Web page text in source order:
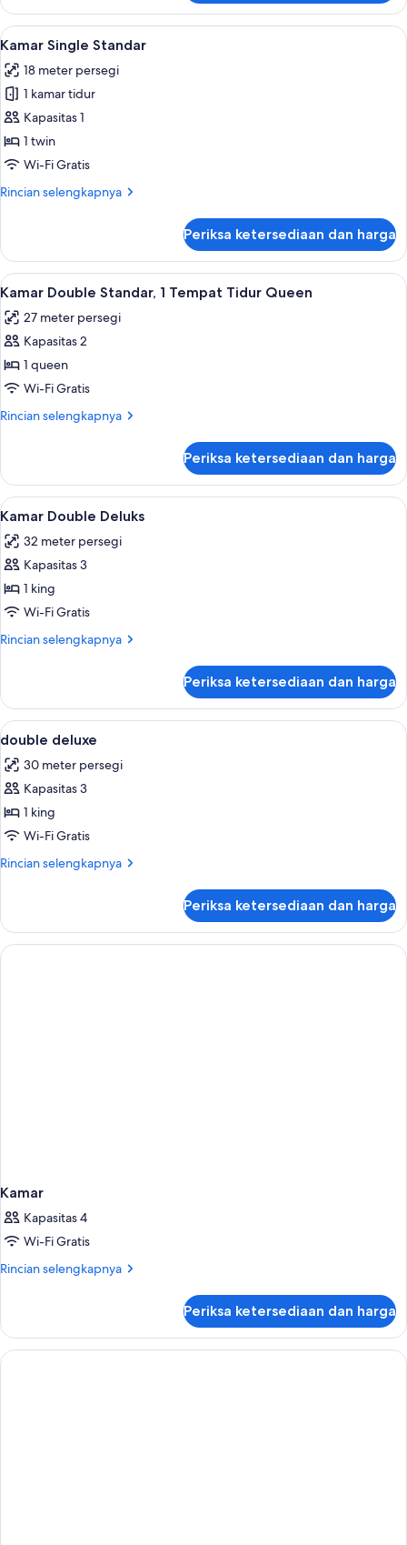
Kamar
Twin
Standar
Lihat
semua
foto
untuk
Kamar
Single
Standar
Kamar Single Standar | Minibar,
4
Kamar Single Standar
18 meter persegi
1 kamar tidur
Kapasitas 1
1 twin
Wi-Fi Gratis
Rincian selengkapnya
Rincian
Kamar
Single
Standar
Periksa ketersediaan dan harga
Lihat
semua
foto
untuk
Kamar
Double
Standar,
Tidur
Queen
Kamar Double Standar, 1 Tempat
4
Kamar Double Standar, 1 Tempat Tidur Queen
27 meter persegi
Kapasitas 2
1 queen
Wi-Fi Gratis
Rincian selengkapnya
Rincian
Kamar
Double
Standar,
Tempat
Tidur
Periksa ketersediaan dan harga
Lihat
semua
foto
untuk
Kamar
Double
Deluks
Kamar Double Deluks | Minibar,
6
Kamar Double Deluks
32 meter persegi
Kapasitas 3
1 king
Wi-Fi Gratis
Rincian selengkapnya
Rincian
Kamar
Double
Deluks
Periksa ketersediaan dan harga
Lihat
semua
foto
untuk
double
deluxe
Minibar, brankas, meja kerja, dan
8
double deluxe
30 meter persegi
Kapasitas 3
1 king
Wi-Fi Gratis
Rincian selengkapnya
Rincian
double
deluxe
Periksa ketersediaan dan harga
Kamar
Kapasitas 4
Wi-Fi Gratis
Rincian selengkapnya
Rincian
Kamar
Periksa ketersediaan dan harga